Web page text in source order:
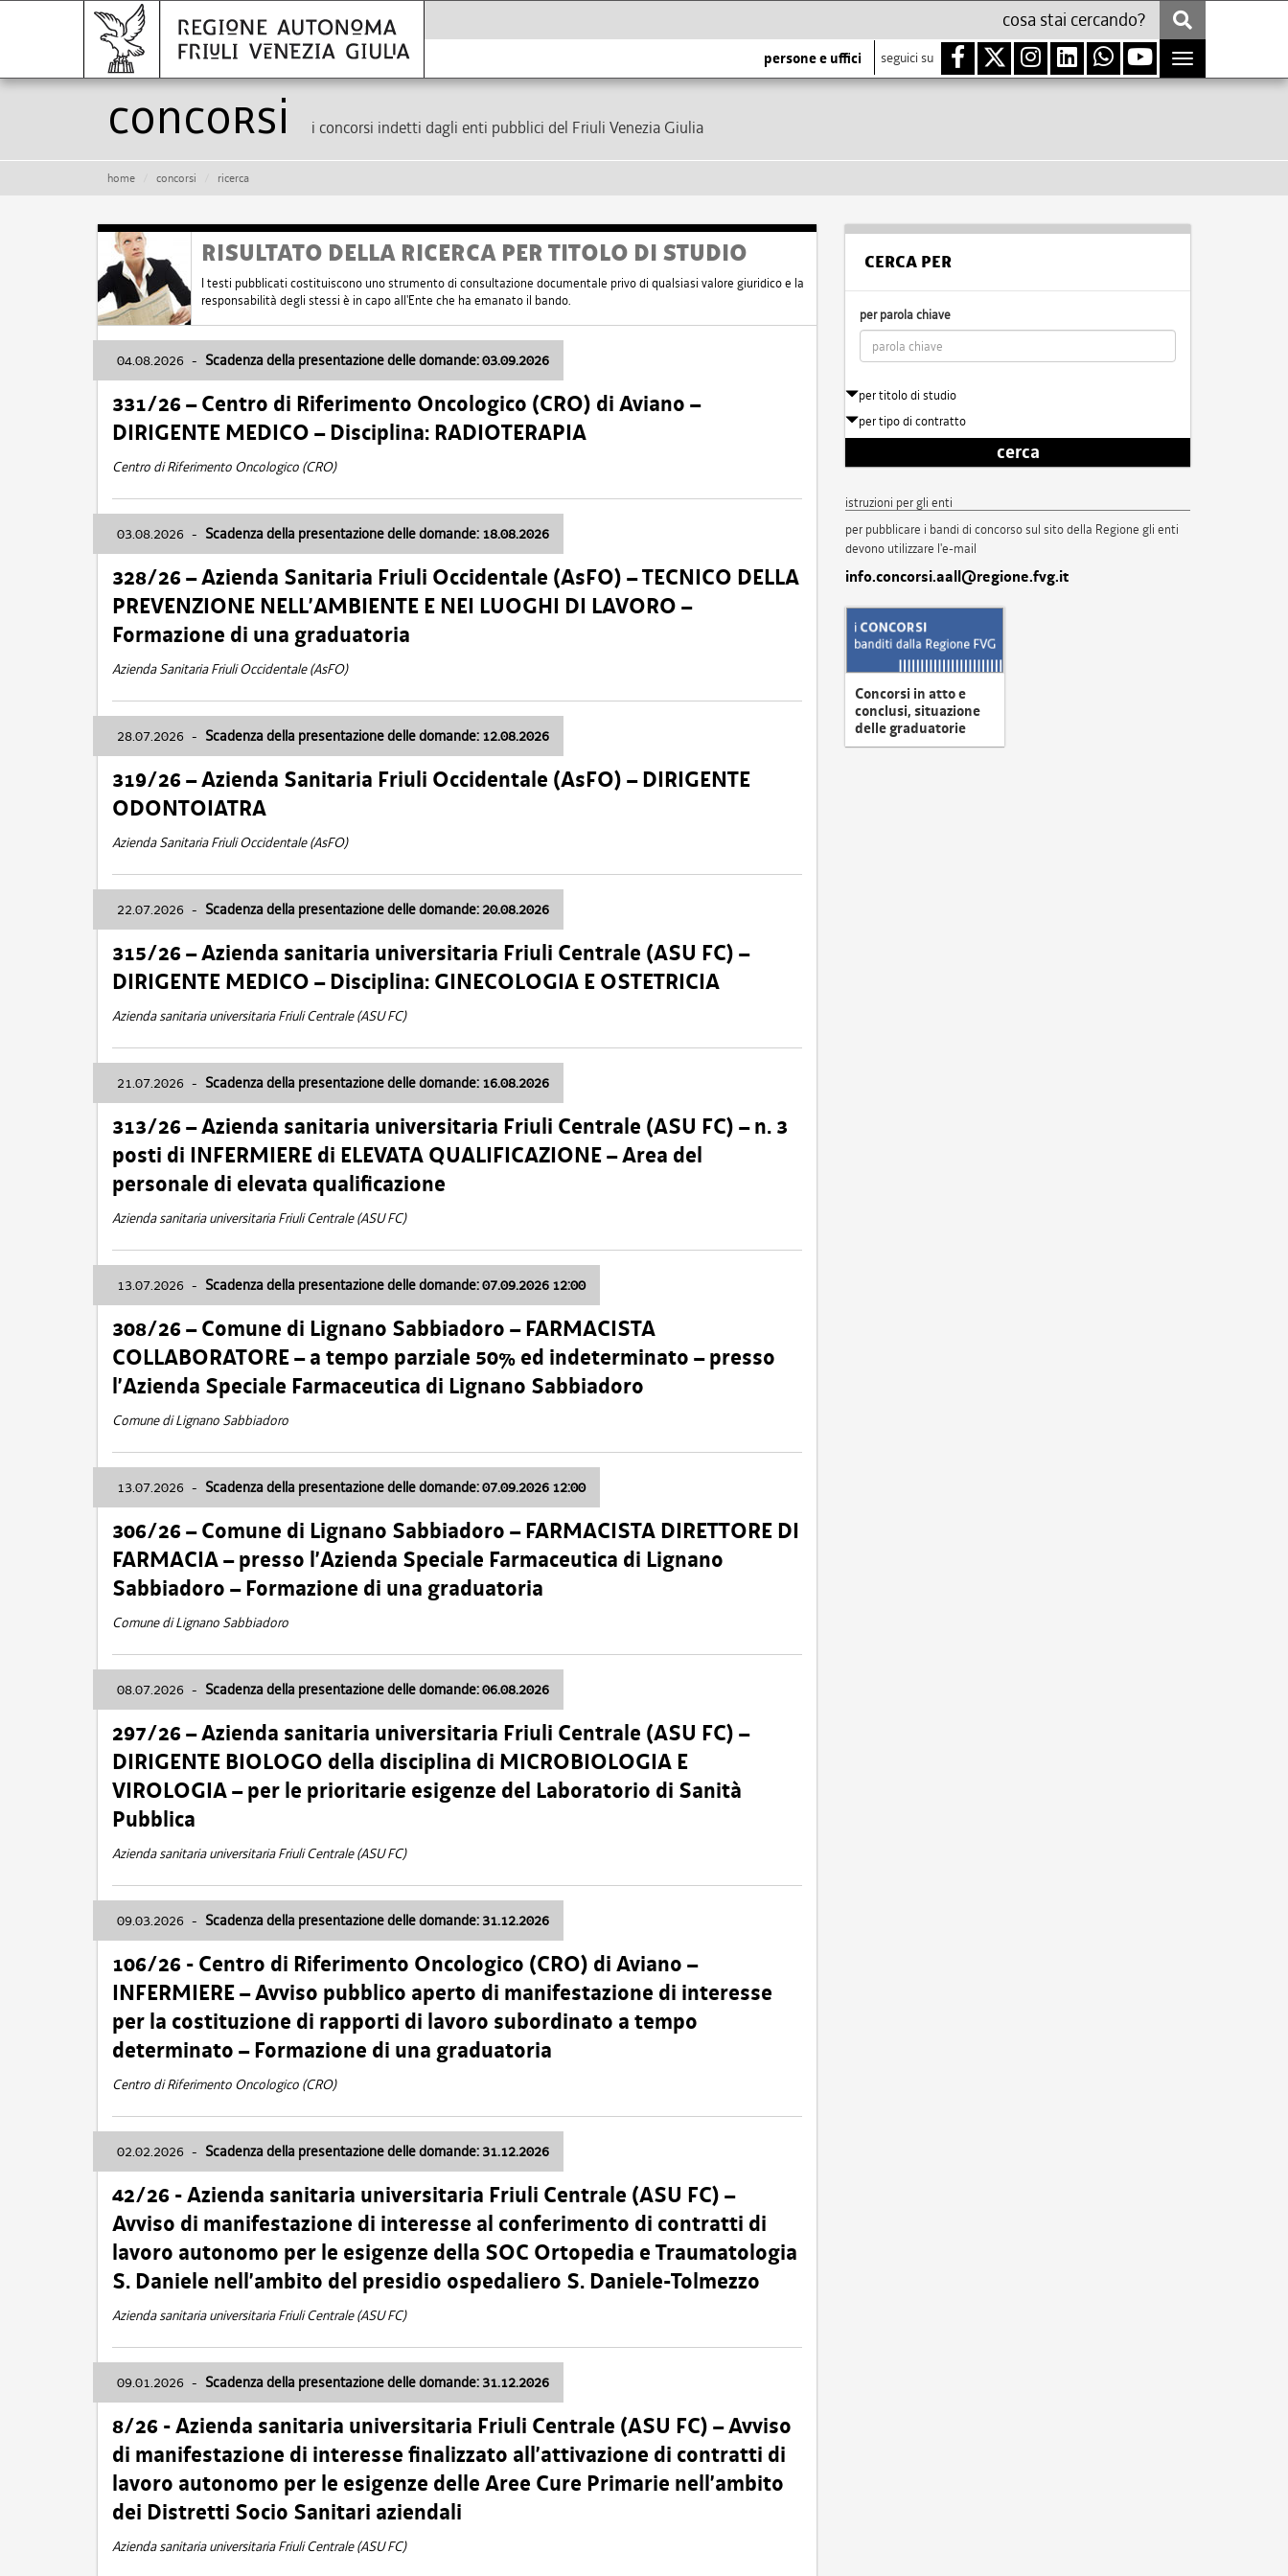
persone e uffici seguici su
Toggle
navigation
Concorsi i concorsi indetti dagli enti pubblici del Friuli Venezia Giulia
home concorsi ricerca
RISULTATO DELLA RICERCA PER TITOLO DI STUDIO
I testi pubblicati costituiscono uno strumento di consultazione documentale privo di qualsiasi valore giuridico e la
responsabilità degli stessi è in capo all'Ente che ha emanato il bando.
04.08.2026 - Scadenza della presentazione delle domande: 03.09.2026
331/26 – Centro di Riferimento Oncologico (CRO) di Aviano –
DIRIGENTE MEDICO – Disciplina: RADIOTERAPIA
Centro di Riferimento Oncologico (CRO)
03.08.2026 - Scadenza della presentazione delle domande: 18.08.2026
328/26 – Azienda Sanitaria Friuli Occidentale (AsFO) – TECNICO DELLA
PREVENZIONE NELL’AMBIENTE E NEI LUOGHI DI LAVORO –
Formazione di una graduatoria
Azienda Sanitaria Friuli Occidentale (AsFO)
28.07.2026 - Scadenza della presentazione delle domande: 12.08.2026
319/26 – Azienda Sanitaria Friuli Occidentale (AsFO) – DIRIGENTE
ODONTOIATRA
Azienda Sanitaria Friuli Occidentale (AsFO)
22.07.2026 - Scadenza della presentazione delle domande: 20.08.2026
315/26 – Azienda sanitaria universitaria Friuli Centrale (ASU FC) –
DIRIGENTE MEDICO – Disciplina: GINECOLOGIA E OSTETRICIA
Azienda sanitaria universitaria Friuli Centrale (ASU FC)
21.07.2026 - Scadenza della presentazione delle domande: 16.08.2026
313/26 – Azienda sanitaria universitaria Friuli Centrale (ASU FC) – n. 3
posti di INFERMIERE di ELEVATA QUALIFICAZIONE – Area del
personale di elevata qualificazione
Azienda sanitaria universitaria Friuli Centrale (ASU FC)
13.07.2026 - Scadenza della presentazione delle domande: 07.09.2026 12:00
308/26 – Comune di Lignano Sabbiadoro – FARMACISTA
COLLABORATORE – a tempo parziale 50% ed indeterminato – presso
l’Azienda Speciale Farmaceutica di Lignano Sabbiadoro
Comune di Lignano Sabbiadoro
13.07.2026 - Scadenza della presentazione delle domande: 07.09.2026 12:00
306/26 – Comune di Lignano Sabbiadoro – FARMACISTA DIRETTORE DI
FARMACIA – presso l’Azienda Speciale Farmaceutica di Lignano
Sabbiadoro – Formazione di una graduatoria
Comune di Lignano Sabbiadoro
08.07.2026 - Scadenza della presentazione delle domande: 06.08.2026
297/26 – Azienda sanitaria universitaria Friuli Centrale (ASU FC) –
DIRIGENTE BIOLOGO della disciplina di MICROBIOLOGIA E
VIROLOGIA – per le prioritarie esigenze del Laboratorio di Sanità
Pubblica
Azienda sanitaria universitaria Friuli Centrale (ASU FC)
09.03.2026 - Scadenza della presentazione delle domande: 31.12.2026
106/26 - Centro di Riferimento Oncologico (CRO) di Aviano –
INFERMIERE – Avviso pubblico aperto di manifestazione di interesse
per la costituzione di rapporti di lavoro subordinato a tempo
determinato – Formazione di una graduatoria
Centro di Riferimento Oncologico (CRO)
02.02.2026 - Scadenza della presentazione delle domande: 31.12.2026
42/26 - Azienda sanitaria universitaria Friuli Centrale (ASU FC) –
Avviso di manifestazione di interesse al conferimento di contratti di
lavoro autonomo per le esigenze della SOC Ortopedia e Traumatologia
S. Daniele nell’ambito del presidio ospedaliero S. Daniele-Tolmezzo
Azienda sanitaria universitaria Friuli Centrale (ASU FC)
09.01.2026 - Scadenza della presentazione delle domande: 31.12.2026
8/26 - Azienda sanitaria universitaria Friuli Centrale (ASU FC) – Avviso
di manifestazione di interesse finalizzato all’attivazione di contratti di
lavoro autonomo per le esigenze delle Aree Cure Primarie nell’ambito
dei Distretti Socio Sanitari aziendali
Azienda sanitaria universitaria Friuli Centrale (ASU FC)
CERCA PER
per parola chiave
per titolo di studio
per tipo di contratto
cerca
istruzioni per gli enti
per pubblicare i bandi di concorso sul sito della Regione gli enti
devono utilizzare l'e-mail
info.concorsi.aall@regione.fvg.it
Concorsi in atto e
conclusi, situazione
delle graduatorie